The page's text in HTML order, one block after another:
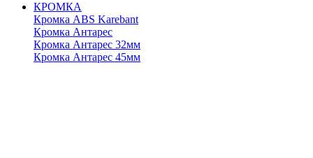
КРОМКА
Кромка ABS Karebant
Кромка Антарес
Кромка Антарес 32мм
Кромка Антарес 45мм